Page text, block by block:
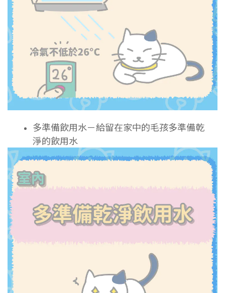
多準備飲用水－給留在家中的毛孩多準備乾
淨的飲用水